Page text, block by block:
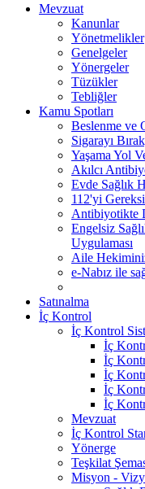
Mevzuat
Kanunlar
Yönetmelikler
Genelgeler
Yönergeler
Tüzükler
Tebliğler
Kamu Spotları
Beslenme ve
Sigarayı
Yaşama Yol
Akılcı
Evde Sağlık
112'yi
Antibiyotikte
Engelsiz
Uygulaması
Aile
e-Nabız ile
Satınalma
İç Kontrol
İç Kontrol
İç
İç
İç
İç
İç
Mevzuat
İç Kontrol
Yönerge
Teşkilat
Misyon -